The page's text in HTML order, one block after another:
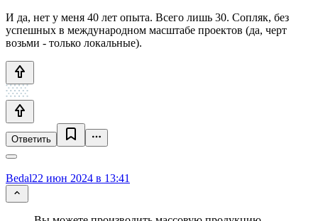
И да, нет у меня 40 лет опыта. Всего лишь 30. Сопляк, без
успешных в международном масштабе проектов (да, черт
возьми - только локальные).
Ответить
Bedal22 июн 2024 в 13:41